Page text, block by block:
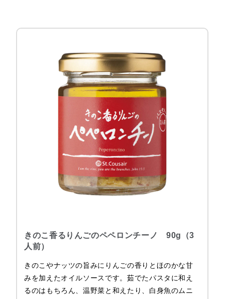
きのこ香るりんごのペペロンチーノ 90g（3
人前）
きのこやナッツの旨みにりんごの香りとほのかな甘
みを加えたオイルソースです。茹でたパスタに和え
るのはもちろん、温野菜と和えたり、白身魚のムニ